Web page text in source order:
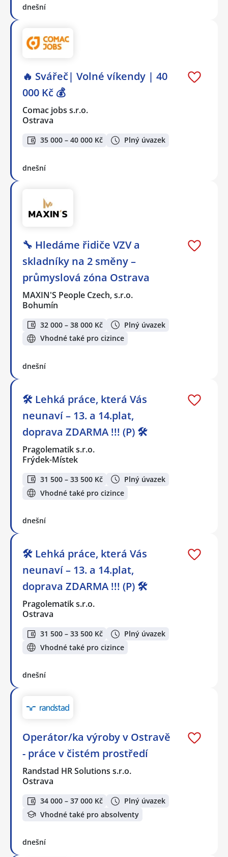
dnešní
🔥 Svářeč| Volné víkendy | 40
000 Kč 💰
Comac jobs s.r.o.
Ostrava
35 000 – 40 000 Kč Plný úvazek
dnešní
🔧 Hledáme řidiče VZV a
skladníky na 2 směny –
průmyslová zóna Ostrava
MAXIN'S People Czech, s.r.o.
Bohumín
32 000 – 38 000 Kč
Plný úvazek
Vhodné také pro cizince
dnešní
🛠️ Lehká práce, která Vás
neunaví – 13. a 14.plat,
doprava ZDARMA !!! (P) 🛠️
Pragolematik s.r.o.
Frýdek-Místek
31 500 – 33 500 Kč
Plný úvazek
Vhodné také pro cizince
dnešní
🛠️ Lehká práce, která Vás
neunaví – 13. a 14.plat,
doprava ZDARMA !!! (P) 🛠️
Pragolematik s.r.o.
Ostrava
31 500 – 33 500 Kč
Plný úvazek
Vhodné také pro cizince
dnešní
Operátor/ka výroby v Ostravě
- práce v čistém prostředí
Randstad HR Solutions s.r.o.
Ostrava
34 000 – 37 000 Kč
Plný úvazek
Vhodné také pro absolventy
dnešní